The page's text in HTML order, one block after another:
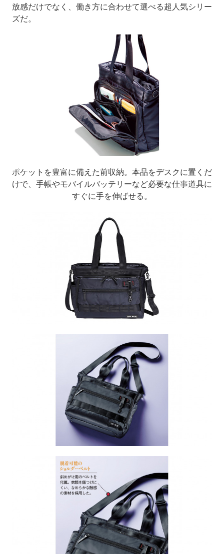
放感だけでなく、働き方に合わせて選べる超人気シリー
ズだ。
ポケットを豊富に備えた前収納。本品をデスクに置くだ
けで、手帳やモバイルバッテリーなど必要な仕事道具に
すぐに手を伸ばせる。